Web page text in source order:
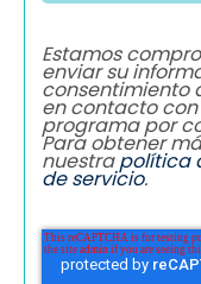
Estamos
enviar su
consentimiento
en contacto
programa por
Para obtener
nuestrapolítica
de servicio.